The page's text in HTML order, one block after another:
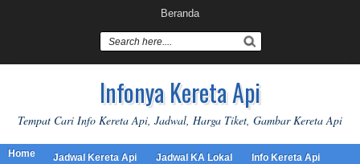
Beranda
Infonya Kereta Api
Tempat Cari Info Kereta Api, Jadwal, Harga Tiket, Gambar Kereta Api
Home Jadwal Kereta Api Jadwal KA Lokal Info Kereta Api